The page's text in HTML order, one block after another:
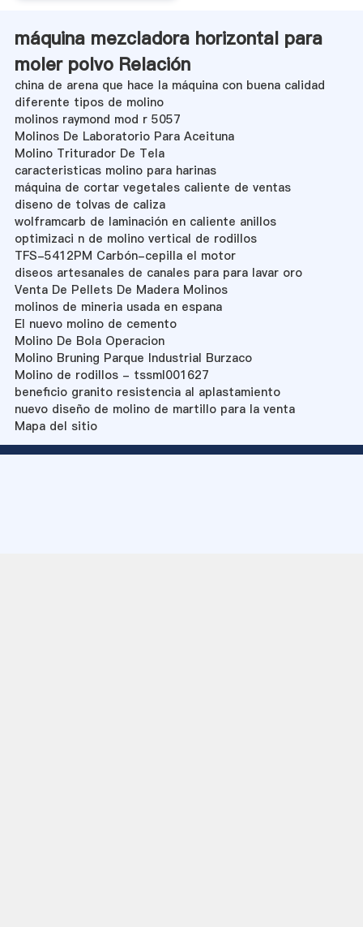
máquina mezcladora horizontal para
moler polvo Relación
china de arena que hace la máquina con buena calidad
diferente tipos de molino
molinos raymond mod r 5057
Molinos De Laboratorio Para Aceituna
Molino Triturador De Tela
caracteristicas molino para harinas
máquina de cortar vegetales caliente de ventas
diseno de tolvas de caliza
wolframcarb de laminación en caliente anillos
optimizaci n de molino vertical de rodillos
TFS-5412PM Carbón-cepilla el motor
diseos artesanales de canales para para lavar oro
Venta De Pellets De Madera Molinos
molinos de mineria usada en espana
El nuevo molino de cemento
Molino De Bola Operacion
Molino Bruning Parque Industrial Burzaco
Molino de rodillos - tssml001627
beneficio granito resistencia al aplastamiento
nuevo diseño de molino de martillo para la venta
Mapa del sitio